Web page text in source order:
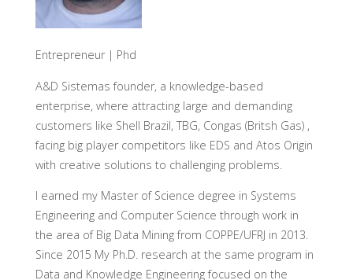
Entrepreneur | Phd
A&D Sistemas founder, a knowledge-based
enterprise, where attracting large and demanding
customers like Shell Brazil, TBG, Congas (Britsh Gas) ,
facing big player competitors like EDS and Atos Origin
with creative solutions to challenging problems.
I earned my Master of Science degree in Systems
Engineering and Computer Science through work in
the area of Big Data Mining from COPPE/UFRJ in 2013.
Since 2015 My Ph.D. research at the same program in
Data and Knowledge Engineering focused on the